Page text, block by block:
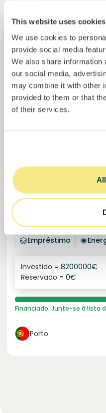
This website uses cookies
We use cookies to
provide social media
We also share information
our social media,
may combine it with other
provided to them or that
of their services.
Já mais de metade
Manizales
Financiado
Instalação solar para
Empréstimo
6.1%
juro anual
Investido = 8200000€
Reservado = 0€
Financiado. Junte-se à lista
Porto